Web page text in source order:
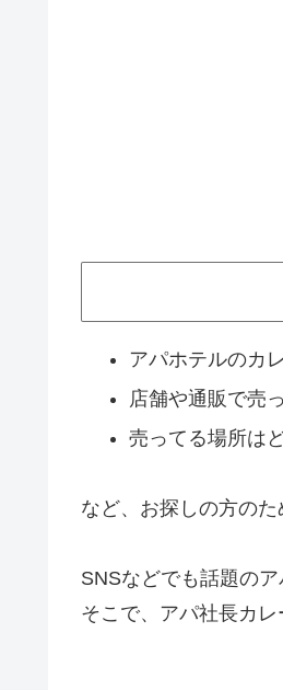
アパホテルのカ
店舗や通販で売
売ってる場所は
など、お探しの方の
SNSなどでも話題の
そこで、アパ社長カレ